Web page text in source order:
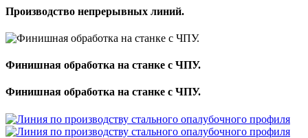
Производство непрерывных линий.
Финишная обработка на станке с ЧПУ.
Финишная обработка на станке с ЧПУ.